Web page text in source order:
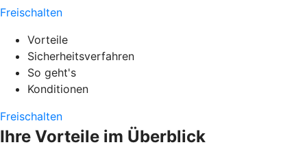
Freischalten
Vorteile
Sicherheitsverfahren
So geht's
Konditionen
Freischalten
Ihre Vorteile im Überblick